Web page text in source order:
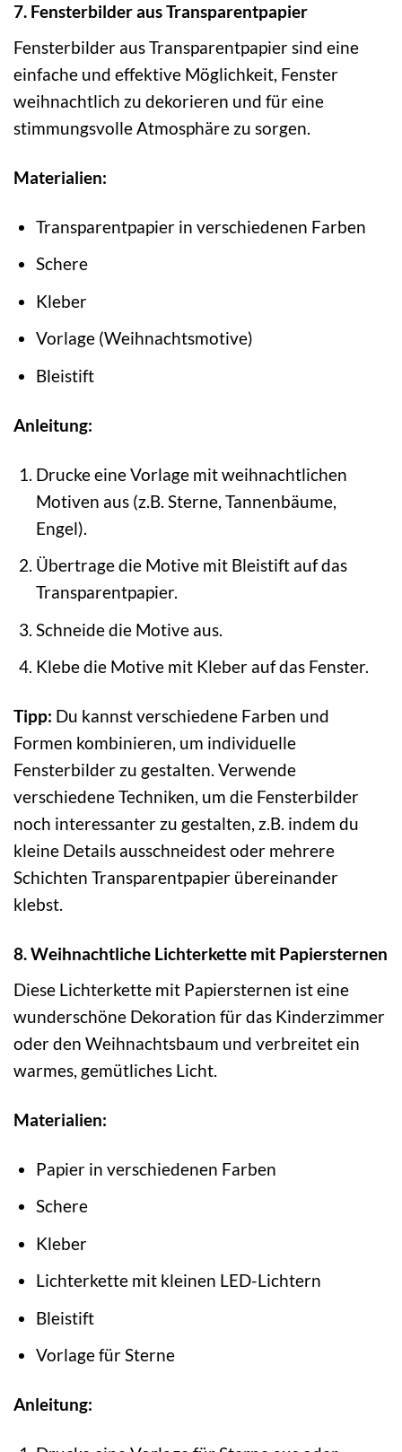
7. Fensterbilder aus Transparentpapier
Fensterbilder aus Transparentpapier sind eine
einfache und effektive Möglichkeit, Fenster
weihnachtlich zu dekorieren und für eine
stimmungsvolle Atmosphäre zu sorgen.
Materialien:
Transparentpapier in verschiedenen Farben
Schere
Kleber
Vorlage (Weihnachtsmotive)
Bleistift
Anleitung:
Drucke eine Vorlage mit weihnachtlichen
Motiven aus (z.B. Sterne, Tannenbäume,
Engel).
Übertrage die Motive mit Bleistift auf das
Transparentpapier.
Schneide die Motive aus.
Klebe die Motive mit Kleber auf das Fenster.
Tipp: Du kannst verschiedene Farben und
Formen kombinieren, um individuelle
Fensterbilder zu gestalten. Verwende
verschiedene Techniken, um die Fensterbilder
noch interessanter zu gestalten, z.B. indem du
kleine Details ausschneidest oder mehrere
Schichten Transparentpapier übereinander
klebst.
8. Weihnachtliche Lichterkette mit Papiersternen
Diese Lichterkette mit Papiersternen ist eine
wunderschöne Dekoration für das Kinderzimmer
oder den Weihnachtsbaum und verbreitet ein
warmes, gemütliches Licht.
Materialien:
Papier in verschiedenen Farben
Schere
Kleber
Lichterkette mit kleinen LED-Lichtern
Bleistift
Vorlage für Sterne
Anleitung: